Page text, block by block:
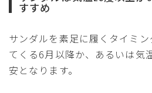
すすめ
サンダルを素足に履くタイミ
てくる6月以降か、あるいは気
安となります。